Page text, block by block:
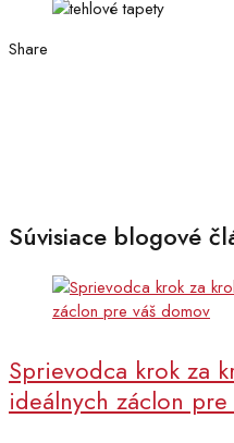
Share
Súvisiace blogové
Sprievodca krok za
ideálnych záclon